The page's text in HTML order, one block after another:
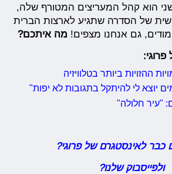
הוא קהל המעריצים המטורף שלה,
של הסדרה שתגיע לארצות הברית
מה איתכם?
פרוגי:
יוצא לי להיתקל בתגובות לא יפות"
"עיר חלולה"
לאינסטגרם של פרוגי?
ולפייסבוק שלנו?